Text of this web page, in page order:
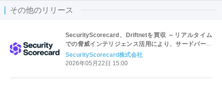
その他のリリース
SecurityScorecard、Driftnetを買収 ～リアルタイム
での脅威インテリジェンス活用により、サードパーテ
ィリスク管理を強化～
SecurityScorecard株式会社
2026年05月22日 15:00